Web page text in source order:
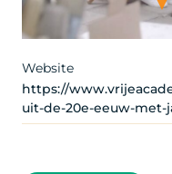
Artist
Website
https://
uit-de-20e-eeuw-met-